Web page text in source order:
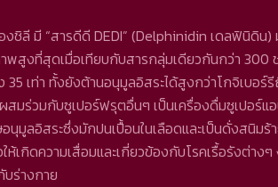
ลี มี “สารดีดี DEDI” (Delphinidin เดลฟินิดิน)
พสูงที่สุดเมื่อเทียบกับสารกลุ่มเดียวกันกว่า 300
เท่า ทั้งยังต้านอนุมูลอิสระได้สูงกว่าโกจิเบอร์รี
สมร่วมกับซูเปอร์ฟรุตอื่นๆ เป็นเครื่องดื่มซูเปอร์
ลอิสระซึ่งมักปนเปื้อนในเลือดและเป็นดั่งสนิมร้
เกิดความเสื่อมและเกี่ยวข้องกับโรคเรื้อรังต่าง
ร่างกาย